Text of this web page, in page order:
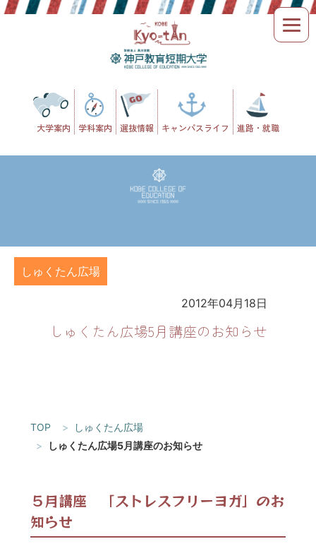
Skip
to
大学案内 学科案内 選抜情報 キャンパスライフ 進路・就職
しゅくたん広場
2012年04月18日
しゅくたん広場5月講座のお知らせ
TOP
しゅくたん広場
しゅくたん広場5月講座のお知らせ
５月講座 「ストレスフリーヨガ」のお
知らせ